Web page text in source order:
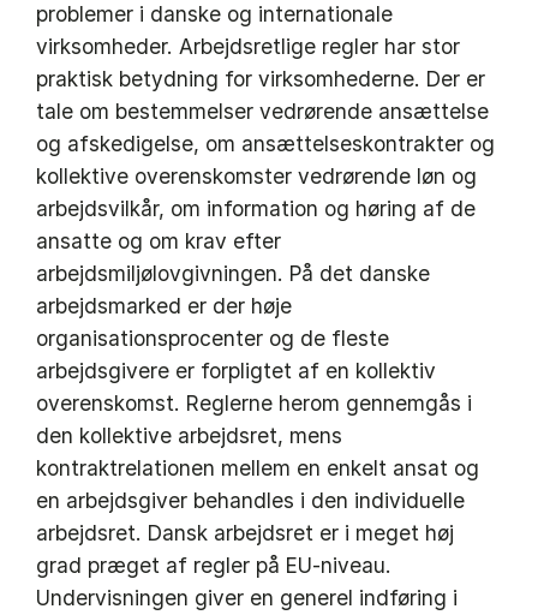
problemer i danske og internationale
virksomheder. Arbejdsretlige regler har stor
praktisk betydning for virksomhederne. Der er
tale om bestemmelser vedrørende ansættelse
og afskedigelse, om ansættelseskontrakter og
kollektive overenskomster vedrørende løn og
arbejdsvilkår, om information og høring af de
ansatte og om krav efter
arbejdsmiljølovgivningen. På det danske
arbejdsmarked er der høje
organisationsprocenter og de fleste
arbejdsgivere er forpligtet af en kollektiv
overenskomst. Reglerne herom gennemgås i
den kollektive arbejdsret, mens
kontraktrelationen mellem en enkelt ansat og
en arbejdsgiver behandles i den individuelle
arbejdsret. Dansk arbejdsret er i meget høj
grad præget af regler på EU-niveau.
Undervisningen giver en generel indføring i